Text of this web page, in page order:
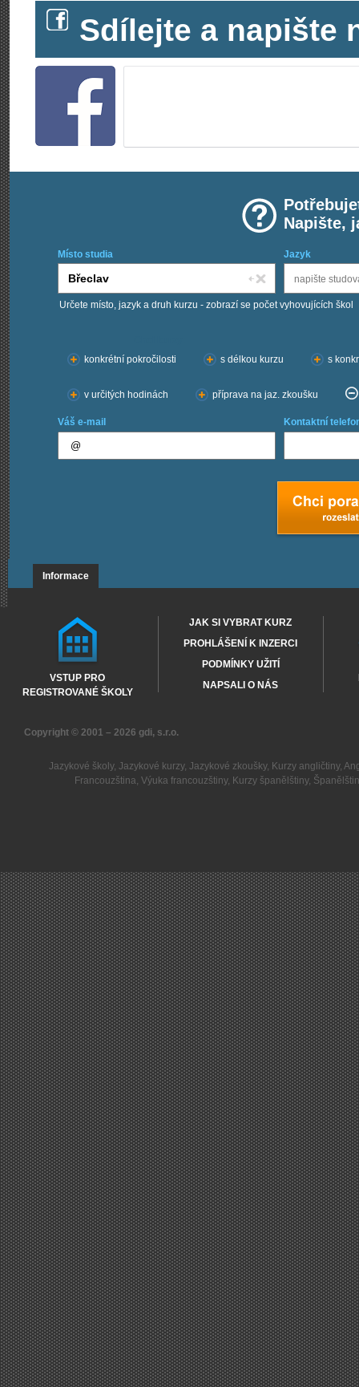
Sdílejte a napište
Napište,
Místo studia Jazyk
Určete místo, jazyk a druh kurzu - zobrazí se počet vyhovujících škol
konkrétní pokročilosti
s délkou kurzu s
v určitých hodinách příprava na jaz. zkoušku
Váš e-mail Kontaktní
Informace
VSTUP PRO
REGISTROVANÉ ŠKOLY
JAK SI VYBRAT KURZ
PROHLÁŠENÍ K INZERCI
PODMÍNKY UŽITÍ
NAPSALI O NÁS
Copyright © 2001 – 2026 gdi, s.r.o.
Jazykové školy, Jazykové kurzy, Jazykové zkoušky, Kurzy angličtiny,
Francouzština,Výuka francouzštiny, Kurzy španělštiny,